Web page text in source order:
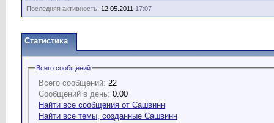
Последняя активность: 12.05.2011 17:07
Статистика
Всего сообщений
Всего сообщений: 22
Сообщений в день: 0.00
Найти все сообщения от Сашвинн
Найти все темы, созданные Сашвинн